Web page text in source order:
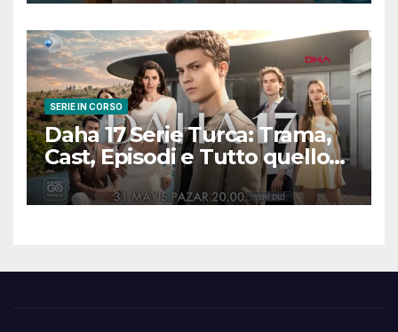
SERIE IN CORSO
Daha 17 Serie Turca: Trama,
Cast, Episodi e Tutto quello
che Devi Sapere